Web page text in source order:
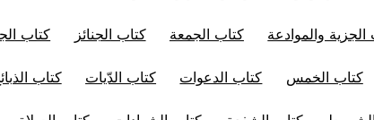
الجزية والموادعة كتاب الجمعة كتاب الجنائز كتاب
كتاب الخمس كتاب الدعوات كتاب الدّيات كتاب